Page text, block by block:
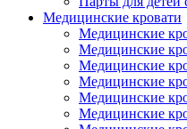
Медицинские кровати
Медицинские
Медицинские
Медицинские
Медицинские
Медицинские
Медицинские